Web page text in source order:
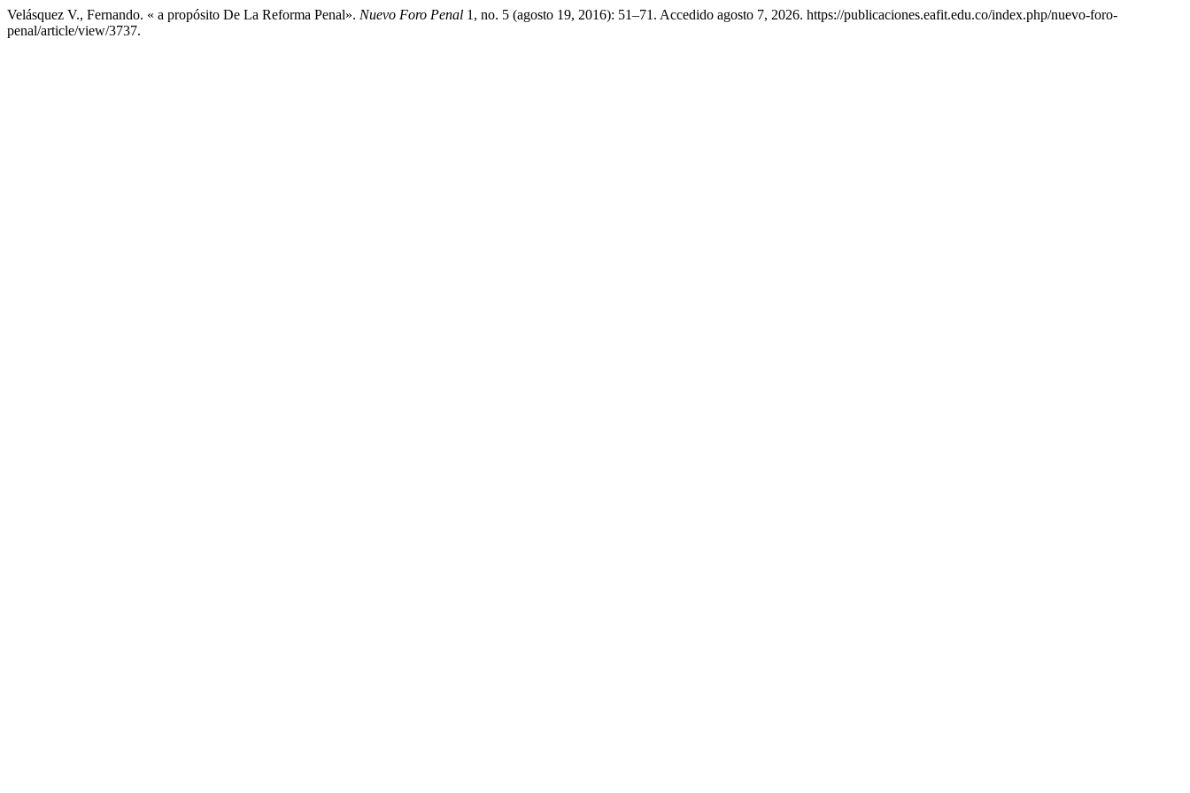
Velásquez V., Fernando. « a propósito De La Reforma Penal». Nuevo Foro Penal 1, no. 5 (agosto 19, 2016): 51–71. Accedido agosto 7, 2026. https://publicaciones.eafit.edu.co/index.php/nuevo-foro-
penal/article/view/3737.